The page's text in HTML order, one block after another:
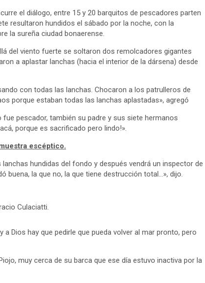
el diálogo, entre 15 y 20 barquitos de pescadores parten
resultaron hundidos el sábado por la noche, con la
la sureña ciudad bonaerense.
del viento fuerte se soltaron dos remolcadores gigantes
a aplastar lanchas (hacia el interior de la dársena) desde
con todas las lanchas. Chocaron a los patrulleros de
porque estaban todas las lanchas aplastadas», agregó
pescador, también su padre y sus siete hermanos
porque es sacrificado pero lindo!».
escéptico.
hundidas del fondo y después vendrá un inspector de
buena, la que no, la que tiene destrucción total…», dijo.
Culaciatti.
Dios hay que pedirle que pueda volver al mar pronto, pero
muy cerca de su barca que ese día estuvo inactiva por la